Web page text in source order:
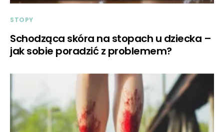
STOPY
Schodząca skóra na stopach u dziecka –
jak sobie poradzić z problemem?